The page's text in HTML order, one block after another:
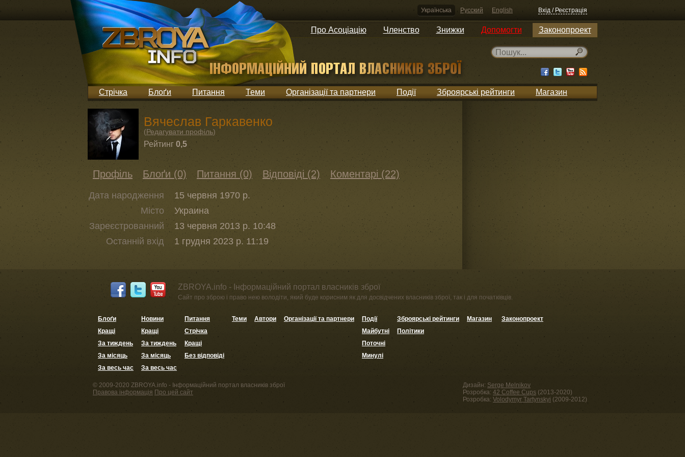
Українська Русский English Вхід / Реєстрація
Про Асоціацію Членство Знижки Допомогти Законопроект
Стрічка Блоґи Питання Теми Організації та партнери Події Зброярські рейтинги Магазин
Вячеслав Гаркавенко
(Редагувати профіль)
Рейтинг 0,5
Профіль Блоґи (0) Питання (0) Відповіді (2) Коментарі (22)
Дата народження
15 червня 1970 р.
Місто
Украина
Зареєстрованний
13 червня 2013 р. 10:48
Останній вхід
1 грудня 2023 р. 11:19
ZBROYA.info - Інформаційний портал власників зброї
Сайт про зброю і право нею володіти, який буде корисним як для досвідчених власників зброї, так і для початківців.
Блоґи
Кращі
За тиждень
За місяць
За весь час
Новини
Кращі
За тиждень
За місяць
За весь час
Питання
Стрічка
Кращі
Без відповіді
Теми Автори Організації та партнери
Події
Майбутні
Поточні
Минулі
Зброярські рейтинги
Політики
Магазин Законопроект
© 2009-2020 ZBROYA.info - Інформаційний портал власників зброї
Правова інформація Про цей сайт
Дизайн: Serge Melnikov
Розробка: 42 Coffee Cups (2013-2020)
Розробка: Volodymyr Tartynskyi (2009-2012)